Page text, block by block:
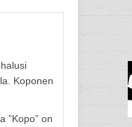
Koponen
”Kopo” on